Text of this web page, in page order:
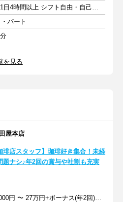
週3日以上 1日4時間以上 シフト自由・自己申告
パート
を見る
屋本店
琲店スタッフ】珈琲好き集合！未経
題ナシ♪年2回の賞与や社割も充実
月給24万9000円 〜 27万円+ボーナス(年2回)+交通費